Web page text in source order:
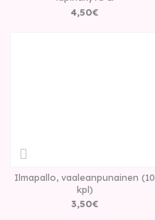
4,50€
Ilmapallo, vaaleanpunainen (10
kpl)
3,50€